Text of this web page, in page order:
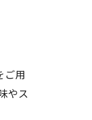
ご用
やス